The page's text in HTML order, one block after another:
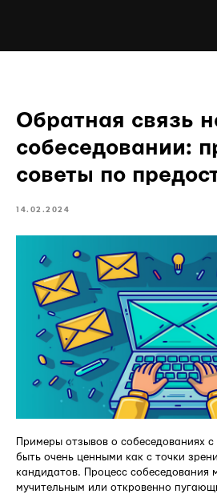
Обратная связь
собеседовании:
советы по
14.02.2024
Примеры отзывов о собеседованиях
быть очень ценными как с точки
кандидатов. Процесс собеседования
мучительным или откровенно